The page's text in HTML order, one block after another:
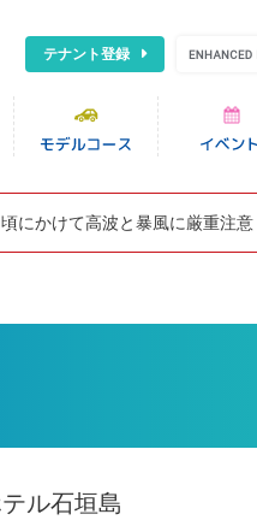
テナント登録
にかけて高波と暴風に厳重注意
ル石垣島